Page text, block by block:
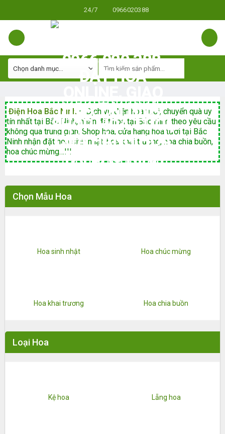
to
content
24/7 0966020388
Điện Hoa Bắc Ninh – Dịch vụ điện hoa tươi, chuyển quà uy
tín nhất tại Bắc Ninh, nhận đặt hoa tại Bắc Ninh theo yêu cầu
không qua trung gian. Shop hoa, cửa hàng hoa tươi tại Bắc
Ninh nhận đặt hoa sinh nhật, hoa khai trương, hoa chia buồn,
hoa chúc mừng…!!!
Chọn Mẫu Hoa
Hoa sinh nhật Hoa chúc mừng
Hoa khai trương Hoa chia buồn
Loại Hoa
Kệ hoa Lẵng hoa